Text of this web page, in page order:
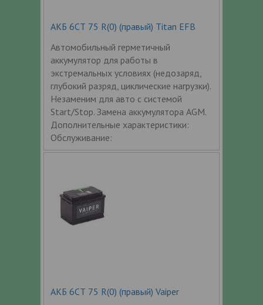
АКБ 6СТ 75 R(0) (правый) Titan EFB
Автомобильный герметичный
аккумулятор для работы в
экстремальных условиях (недозаряд,
глубокий разряд, циклические нагрузки).
Незаменим для авто с системой
Start/Stop. Замена аккумулятора AGM.
Дополнительные характеристики:
Обслуживание:
АКБ 6СТ 75 R(0) (правый) Vaiper